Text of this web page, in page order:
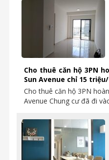
Cho thuê căn hộ 3PN
Sun Avenue chỉ 15
Cho thuê căn hộ 3PN
Avenue Chung cư đã đi